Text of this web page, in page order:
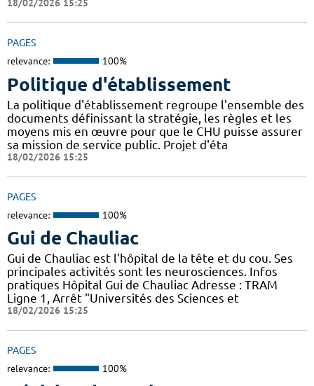
18/02/2026 15:25
PAGES
relevance: 100%
Politique d'établissement
La politique d'établissement regroupe l'ensemble des
documents définissant la stratégie, les règles et les
moyens mis en œuvre pour que le CHU puisse assurer
sa mission de service public. Projet d'éta
18/02/2026 15:25
PAGES
relevance: 100%
Gui de Chauliac
Gui de Chauliac est l'hôpital de la tête et du cou. Ses
principales activités sont les neurosciences. Infos
pratiques Hôpital Gui de Chauliac Adresse : TRAM
Ligne 1, Arrêt "Universités des Sciences et
18/02/2026 15:25
PAGES
relevance: 100%